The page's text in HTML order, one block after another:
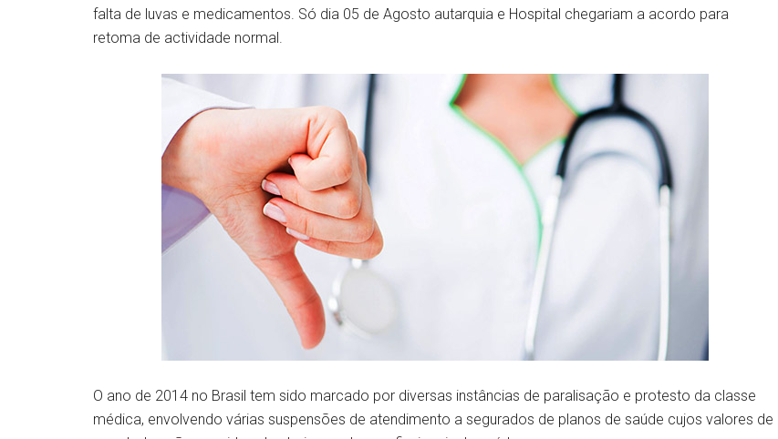
falta de luvas e medicamentos. Só dia 05 de Agosto autarquia e Hospital chegariam a acordo para
retoma de actividade normal.
O ano de 2014 no Brasil tem sido marcado por diversas instâncias de paralisação e protesto da classe
médica, envolvendo várias suspensões de atendimento a segurados de planos de saúde cujos valores de